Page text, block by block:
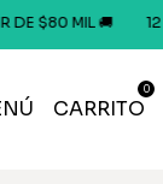
MIL 🚚 12
CARRITO
0